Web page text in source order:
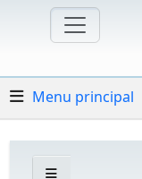
Menu principal